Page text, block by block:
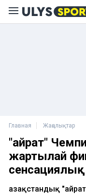
Главная Жаңалықтар
"Қайрат"
жартылай
Қазақстандық